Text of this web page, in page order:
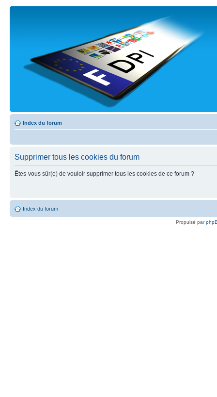
Index du forum
Supprimer tous les cookies du forum
Êtes-vous sûr(e) de vouloir supprimer tous les cookies de ce forum ?
Index du forum
Propulsé par